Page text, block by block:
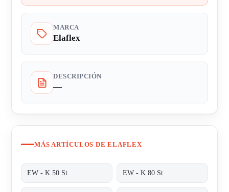
MARCA
Elaflex
DESCRIPCIÓN
—
MÁS ARTÍCULOS DE ELAFLEX
EW - K 50 St EW - K 80 St